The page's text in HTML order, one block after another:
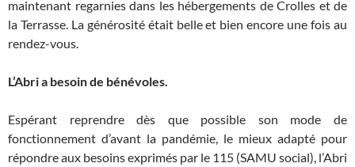
maintenant regarnies dans les hébergements de Crolles et de
la Terrasse. La générosité était belle et bien encore une fois au
rendez-vous.
L’Abri a besoin de bénévoles.
Espérant reprendre dès que possible son mode de
fonctionnement d’avant la pandémie, le mieux adapté pour
répondre aux besoins exprimés par le 115 (SAMU social), l’Abri